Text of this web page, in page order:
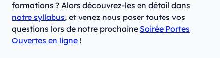
formations ? Alors découvrez-les en détail dans
notre syllabus, et venez nous poser toutes vos
questions lors de notre prochaine Soirée Portes
Ouvertes en ligne !